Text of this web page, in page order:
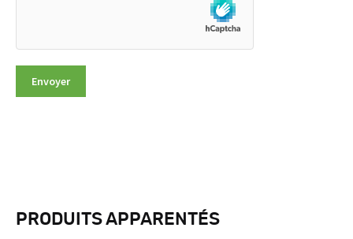
PRODUITS APPARENTÉS